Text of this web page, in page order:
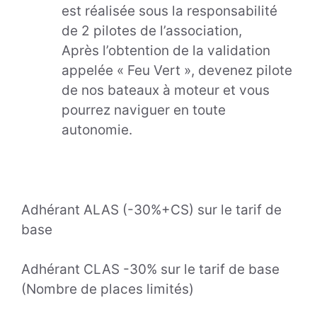
est réalisée sous la responsabilité
de 2 pilotes de l’association,
Après l’obtention de la validation
appelée « Feu Vert », devenez pilote
de nos bateaux à moteur et vous
pourrez naviguer en toute
autonomie.
Adhérant ALAS (-30%+CS) sur le tarif de
base
Adhérant CLAS -30% sur le tarif de base
(Nombre de places limités)